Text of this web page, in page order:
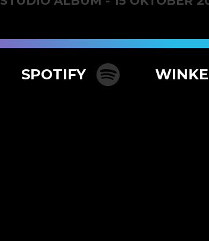
SPOTIFY